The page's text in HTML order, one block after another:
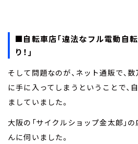
■自転車店「違法なフル電動自
り！」
そして問題なのが、ネット通販で、
に手に入ってしまうということで、
ましていました。
大阪の「サイクルショップ金太郎」
んに伺いました。